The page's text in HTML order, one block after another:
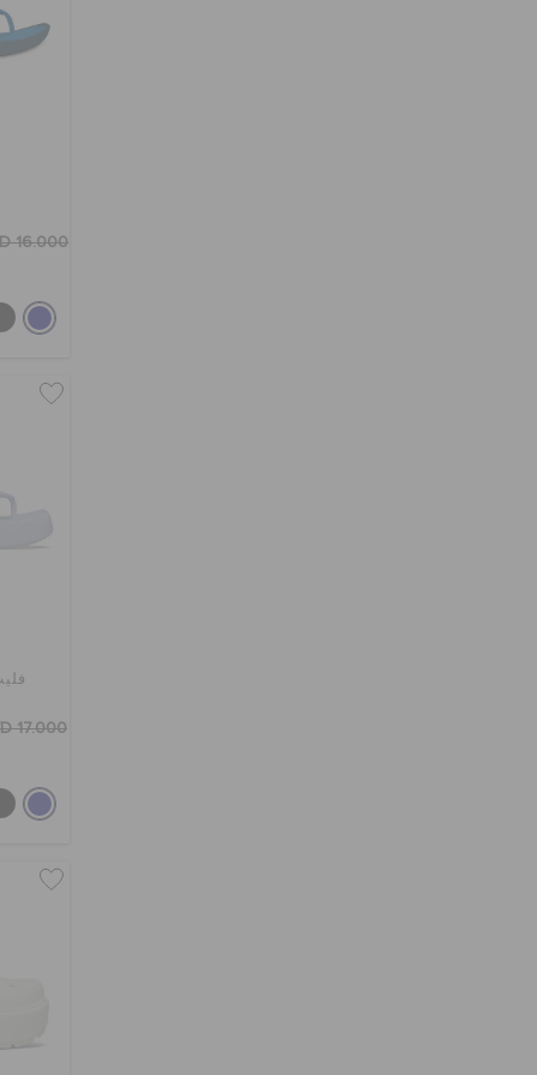
16.000
17.000